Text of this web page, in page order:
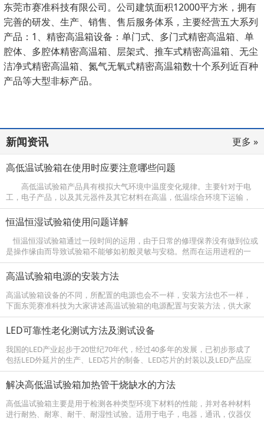
东莞市赛准科技有限公司。公司建筑面积12000平方米，拥有
完善的研发、生产、销售、售后服务体系，主要经营五大系列
产品：1、精密高温箱设备：单门式、多门式精密高温箱、单
腔体、多腔体精密高温箱、层架式、推车式精密高温箱、无尘
洁净式精密高温箱、氮气无氧式精密高温箱数十个系列近百种
产品等大型非标产品。
新闻资讯
更多 »
高低温试验箱在使用时应要注意哪些问题
高低温试验箱产品具有模拟大气环境中温度变化规律。主要针对于电
工，电子产品，以及其元器件及其它材料在高温，低温综合环境下运输，
使用时的适应性试验。用于产品设计，改进，鉴定及检验等环节。 高低温
试验箱适...
恒温恒湿试验箱使用问题详解
恒温恒湿试验箱通过一段时间的运用，由于日常的修理保养没有做到位或
是操作缘由而导致试验箱不能够如初般灵敏与安稳。然而在运用进程的一
系列处理，都需求依照相关规则进行处理，然后不依照相关规则处理会呈
现...
高温试验箱电源的安装方法
高温试验箱设备的不同，所配置的电源也会不一样，安装方法也不一样，
下面东莞赛准科技为大家讲述高温试验箱的电源配置与安装方法，供大家
参考： 1、配置电源之前请检查机器在运输过程中有无损坏，电源线有无破
损，机...
LED可靠性老化测试方法及测试设备
我国的LED产业起步于20世纪70年代，经过40多年的发展，已初步形成了
包括LED外延片的生产、LED芯片的制备、LED芯片的封装以及LED产品应
用在内的较为完整的产业链，目前已经跻身为世界范围内LED产业...
解决高低温试验箱加热管干烧缺水的方法
高低温试验箱主要是用于检测各种类型环境下材料的性能，并对各种材料
进行耐热、耐寒、耐干、耐湿性试验。适用于电子，电器，通讯，仪器仪